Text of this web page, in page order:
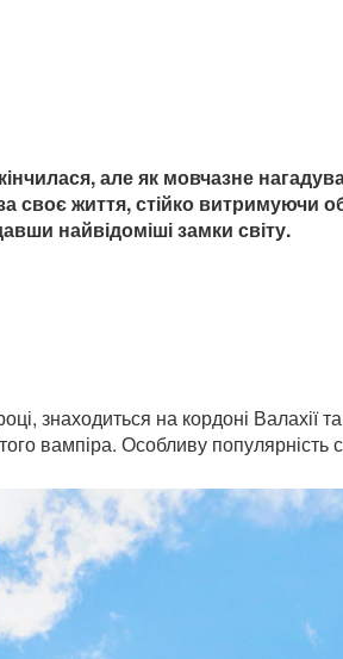
але як мовчазне
своє життя, стійко витримуючи
найвідоміші замки світу.
знаходиться на кордоні Валахії
вампіра. Особливу